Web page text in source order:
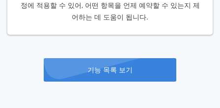
정에 적용할 수 있어, 어떤 항목을 언제 예약할 수 있는지 제
어하는 데 도움이 됩니다.
기능 목록 보기